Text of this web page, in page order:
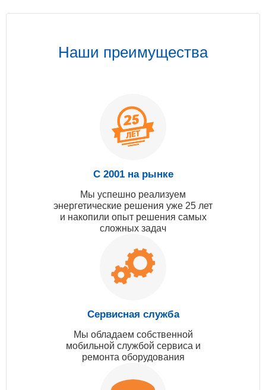
Наши преимущества
С 2001 на рынке
Мы успешно реализуем
энергетические решения уже 25 лет
и накопили опыт решения самых
сложных задач
Сервисная служба
Мы обладаем собственной
мобильной службой сервиса и
ремонта оборудования